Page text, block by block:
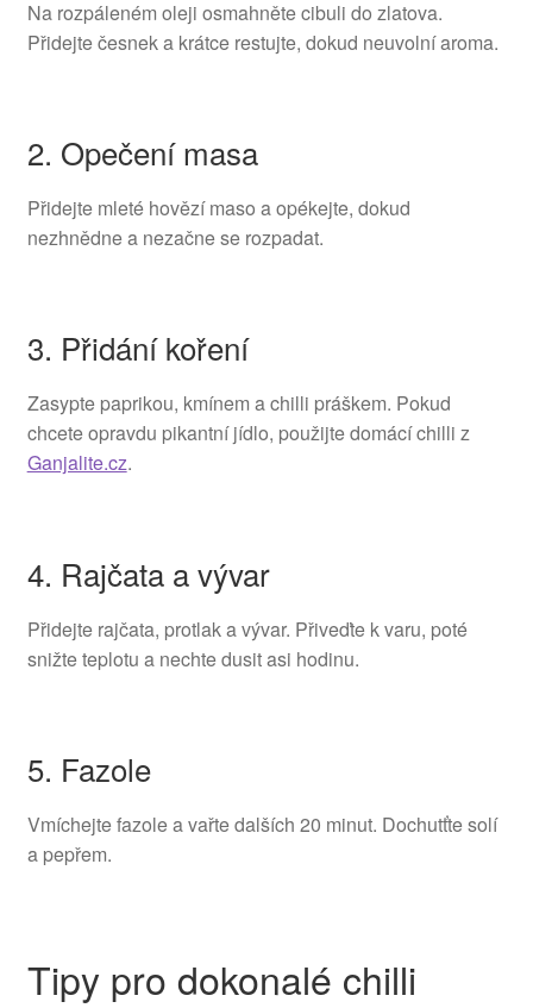
Na rozpáleném oleji osmahněte cibuli do zlatova.
Přidejte česnek a krátce restujte, dokud neuvolní aroma.
2. Opečení masa
Přidejte mleté hovězí maso a opékejte, dokud
nezhnědne a nezačne se rozpadat.
3. Přidání koření
Zasypte paprikou, kmínem a chilli práškem. Pokud
chcete opravdu pikantní jídlo, použijte domácí chilli z
Ganjalite.cz.
4. Rajčata a vývar
Přidejte rajčata, protlak a vývar. Přiveďte k varu, poté
snižte teplotu a nechte dusit asi hodinu.
5. Fazole
Vmíchejte fazole a vařte dalších 20 minut. Dochutťte solí
a pepřem.
Tipy pro dokonalé chilli